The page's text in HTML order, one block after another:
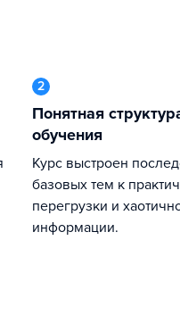
2
Понятная структура и логика
обучения
Курс выстроен последовательно — от
базовых тем к
перегрузки и
информации.